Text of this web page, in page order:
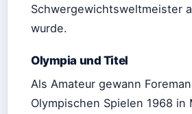
Schwergewichtsweltmeister
wurde.
Olympia und Titel
Als Amateur gewann
Olympischen Spielen 1968 in